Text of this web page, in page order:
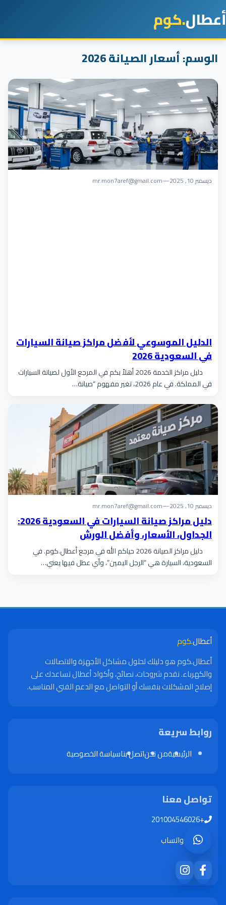
أعطال.كوم
الوسم:أسعار الصيانة 2026
ديسمبر 10, 2025 —
mr.mon7aref@gmail.com
الدليل الموسوعي لأفضل مراكز صيانة السيارات
في السعودية 2026
دليل مراكز الخدمة 2026 أهلاً بكم في المرجع الأول لصيانة السيارات
في المملكة. في عام 2026، تغير مفهوم “صيانة…
ديسمبر 10, 2025 —
mr.mon7aref@gmail.com
دليل مراكز صيانة السيارات في السعودية 2026:
الجداول، الأسعار، وأفضل الورش
دليل مراكز الصيانة 2026 حياكم الله في مرجع أعطال.كوم. في
السعودية، السيارة هي “الرجل اليمين”، وأي عطل فيها يعني…
أعطال.كوم
أعطال.كوم هو دليلك لحلول مشاكل الأجهزة والاتصالات
والكهرباء. نقدم شروحات، نصائح، وأكواد أعطال تساعدك على
إصلاح المشكلات بنفسك أو التواصل مع الدعم الفني المناسب.
روابط سريعة
الرئيسيةمن نحناتصل بناسياسة الخصوصية
تواصل معنا
+201004546026
واتساب